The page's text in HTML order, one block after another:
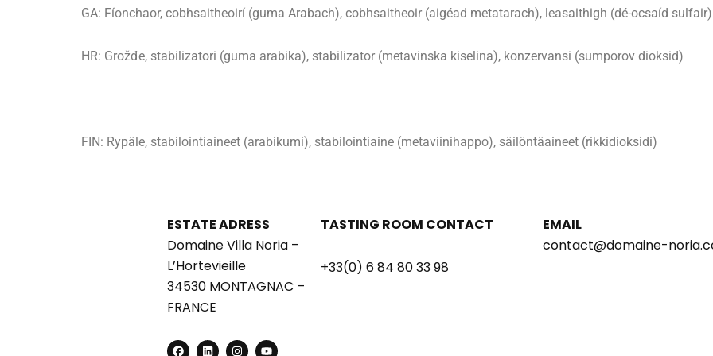
GA: Fíonchaor, cobhsaitheoirí (guma Arabach), cobhsaitheoir (aigéad metatarach), leasaithigh (dé-ocsaíd sulfair)
HR: Grožđe, stabilizatori (guma arabika), stabilizator (metavinska kiselina), konzervansi (sumporov dioksid)
FIN: Rypäle, stabilointiaineet (arabikumi), stabilointiaine (metaviinihappo), säilöntäaineet (rikkidioksidi)
ESTATE ADRESS
Domaine Villa Noria –
L’Hortevieille
34530 MONTAGNAC –
FRANCE
F L I Y
TASTING ROOM CONTACT
+33(0) 6 84 80 33 98
EMAIL
contact@domaine-